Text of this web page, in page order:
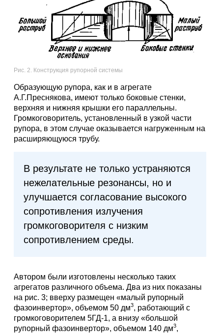
Рис. 2. Конструкция рупорной системы
Образующую рупора, как и в агрегате
А.Г.Преснякова, имеют только боковые стенки,
верхняя и нижняя крышки его параллельны.
Громкоговоритель, установленный в узкой части
рупора, в этом случае оказывается нагруженным на
расширяющуюся трубу.
В результате не только устраняются
нежелательные резонансы, но и
улучшается согласование высокого
сопротивления излучения
громкоговорителя с низким
сопротивлением среды.
Автором были изготовлены несколько таких
агрегатов различного объема. Два из них показаны
на рис. 3; вверху размещен «малый рупорный
фазоинвертор», объемом 50 дм3, работающий с
громкоговорителем 5ГД-1, а внизу «большой
рупорный фазоинвертор», объемом 140 дм3,